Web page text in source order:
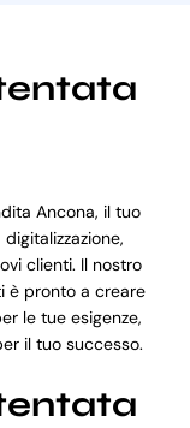
Ancona, il tuo
clienti. Il nostro
è pronto a creare
le tue esigenze,
il tuo successo.